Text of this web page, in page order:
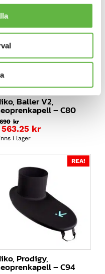
NYHET 2026
Baller V2,
– C80
kr
563.25 kr
i lager
REA!
Prodigy,
– C94
REA!